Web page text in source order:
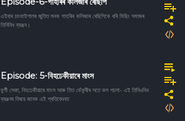
এইবাৰ চাংমাইশালৰ জুতিত শুনক গাহৰিৰ কলিজাৰ ৰেছিপিকে ধৰি মিছিং সমাজৰ
তিনিবিধ ব্যঞ্জন।
Episode: 5-বিহঢেকীয়াৰে মাংস
মুৰ্গী সেকা, বিহঢেকীয়াৰে মাংস আৰু তিত ভেঁকুৰীৰ সতে কল পচলা- এই তিনিওবিধ
ব্যঞ্জনৰ বিষয়ে জানক এই প্ৰতিবেদনত